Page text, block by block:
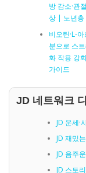
방 감소·관
상 | 노년층
비오틴·L-
분으로 스
화 작용 강
가이드
JD 네트워크
JD 운세·
JD 재밌
JD 음주
JD 스토